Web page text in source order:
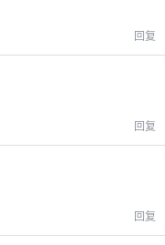
回复
回复
回复